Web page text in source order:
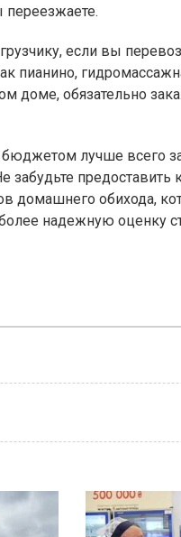
переезжаете.
если вы
пианино,
доме, обязательно
лучше всего
забудьте
домашнего обихода,
надежную оценку